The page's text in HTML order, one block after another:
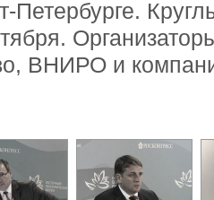
Петербурге.
ВНИРО и